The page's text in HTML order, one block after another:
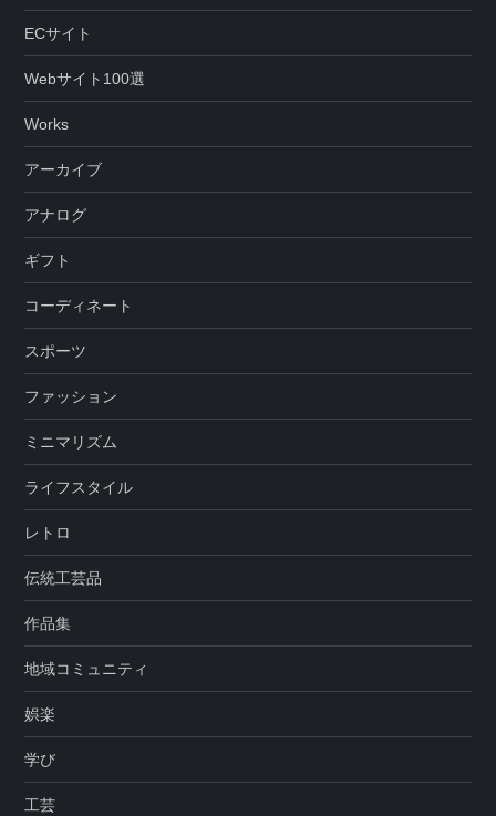
ECサイト
Webサイト100選
Works
アーカイブ
アナログ
ギフト
コーディネート
スポーツ
ファッション
ミニマリズム
ライフスタイル
レトロ
伝統工芸品
作品集
地域コミュニティ
娯楽
学び
工芸